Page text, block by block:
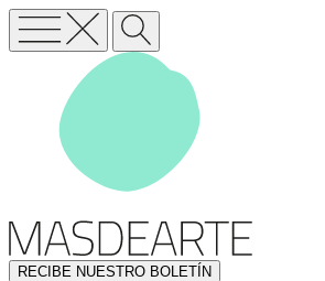
RECIBE NUESTRO BOLETÍN